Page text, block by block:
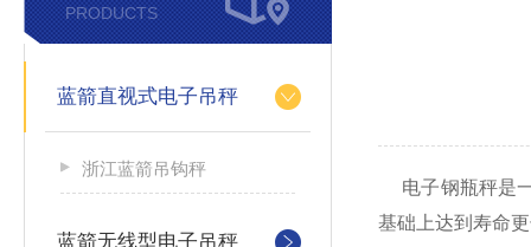
PRODUCTS
蓝箭直视式电子吊秤
浙江蓝箭吊钩秤
蓝箭无线型电子吊秤
电子钢瓶秤是一
基础上达到寿命